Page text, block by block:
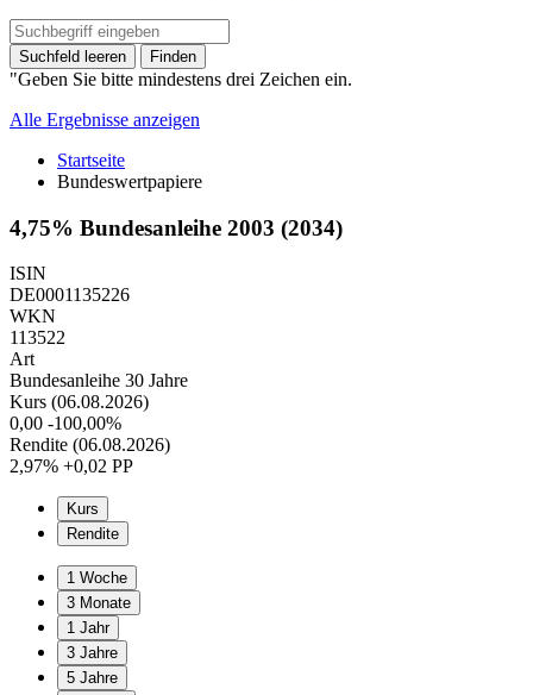
Suchfeld leeren Finden
"Geben Sie bitte mindestens drei Zeichen ein.
Alle Ergebnisse anzeigen
Startseite
Bundeswertpapiere
4,75% Bundesanleihe 2003 (2034)
ISIN
DE0001135226
WKN
113522
Art
Bundesanleihe 30 Jahre
Kurs (06.08.2026)
0,00 -100,00%
Rendite (06.08.2026)
2,97% +0,02 PP
Kurs
Rendite
1 Woche
3 Monate
1 Jahr
3 Jahre
5 Jahre